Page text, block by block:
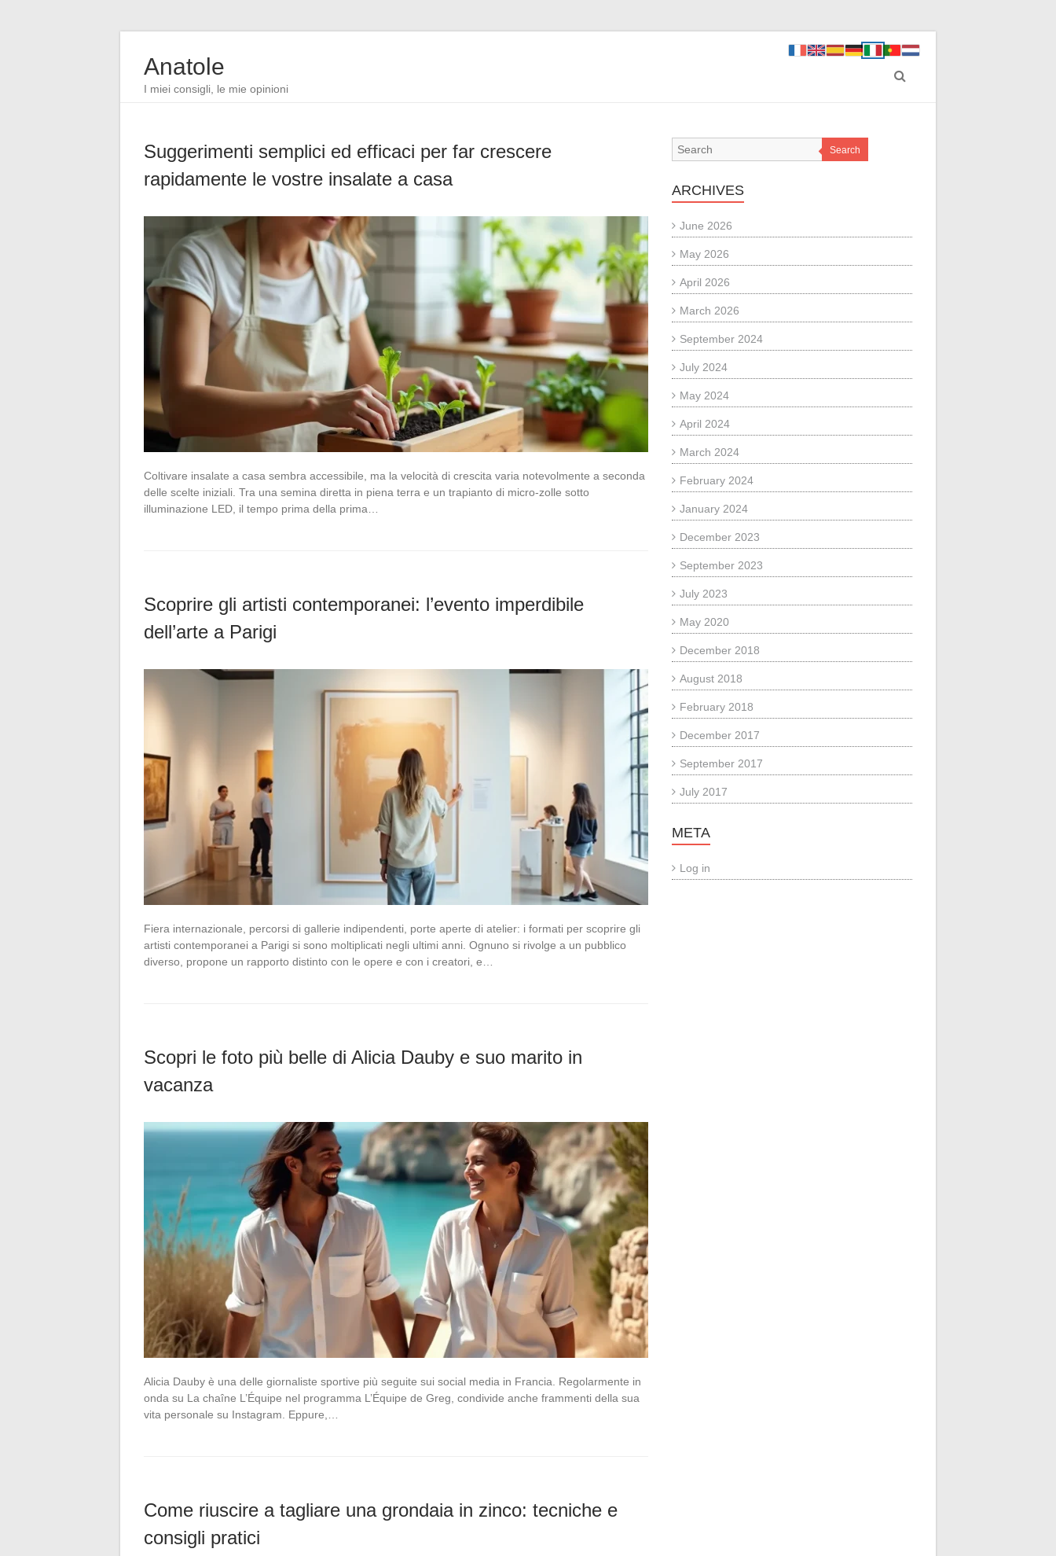
Anatole
I miei consigli, le mie opinioni
Suggerimenti semplici ed efficaci per far crescere
rapidamente le vostre insalate a casa
Coltivare insalate a casa sembra accessibile, ma la velocità di crescita varia notevolmente a seconda
delle scelte iniziali. Tra una semina diretta in piena terra e un trapianto di micro-zolle sotto
illuminazione LED, il tempo prima della prima…
Scoprire gli artisti contemporanei: l’evento imperdibile
dell’arte a Parigi
Fiera internazionale, percorsi di gallerie indipendenti, porte aperte di atelier: i formati per scoprire gli
artisti contemporanei a Parigi si sono moltiplicati negli ultimi anni. Ognuno si rivolge a un pubblico
diverso, propone un rapporto distinto con le opere e con i creatori, e…
Scopri le foto più belle di Alicia Dauby e suo marito in
vacanza
Alicia Dauby è una delle giornaliste sportive più seguite sui social media in Francia. Regolarmente in
onda su La chaîne L’Équipe nel programma L’Équipe de Greg, condivide anche frammenti della sua
vita personale su Instagram. Eppure,…
Come riuscire a tagliare una grondaia in zinco: tecniche e
consigli pratici
Search
ARCHIVES
June 2026
May 2026
April 2026
March 2026
September 2024
July 2024
May 2024
April 2024
March 2024
February 2024
January 2024
December 2023
September 2023
July 2023
May 2020
December 2018
August 2018
February 2018
December 2017
September 2017
July 2017
META
Log in